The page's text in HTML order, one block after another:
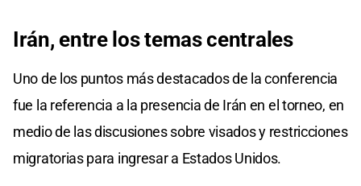
Irán, entre los temas centrales
Uno de los puntos más destacados de la conferencia
fue la referencia a la presencia de Irán en el torneo, en
medio de las discusiones sobre visados y restricciones
migratorias para ingresar a Estados Unidos.